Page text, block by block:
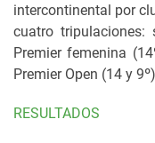
intercontinental por
cuatro
Premier femenina
Premier Open (14 y
RESULTADOS